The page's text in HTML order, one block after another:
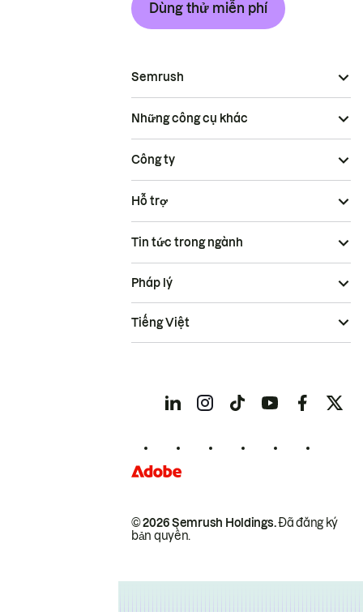
Dùng thử miễn phí
Semrush
Những công cụ khác
Công ty
Hỗ trợ
Tin tức trong ngành
© 2026 Semrush Holdings.Đã đăng ký
bản quyền.
Pháp lý
Tiếng Việt